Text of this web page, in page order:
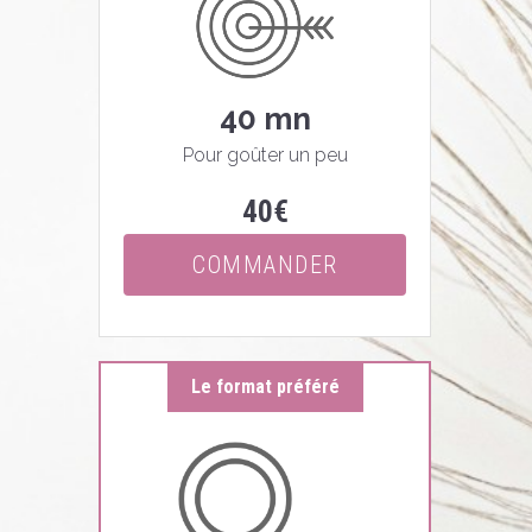
40 mn
Pour goûter un peu
40€
COMMANDER
Le format préféré